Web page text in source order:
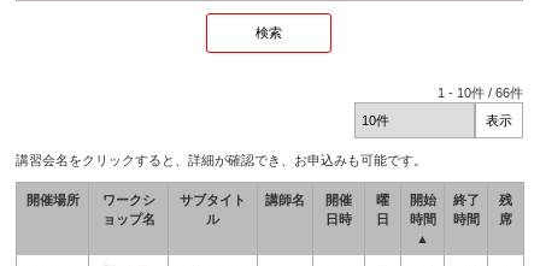
1 - 10件 /66件
講習会名をクリックすると、詳細が確認でき、お申込みも可能です。
開催場所
ワークシ
ョップ名
サブタイト
ル
講師名
開催
日時
曜
日
開始
時間
▲
終了
時間
残
席